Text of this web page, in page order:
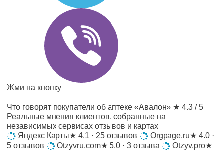
Жми на кнопку
Что говорят покупатели об аптеке «Авалон» ★ 4.3 / 5
Реальные мнения клиентов, собранные на
независимых сервисах отзывов и картах
Яндекс Карты★ 4.1 · 25 отзывов Orgpage.ru★ 4.0 ·
5 отзывов
Otzyvru.com★ 5.0 · 3 отзыва Otzyv.pro★